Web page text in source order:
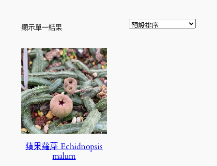
顯示單一結果
蘋果蘿藦 Echidnopsis
malum